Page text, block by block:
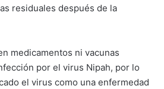
residuales después de la
medicamentos ni vacunas
por el virus Nipah, por lo
el virus como una enfermedad